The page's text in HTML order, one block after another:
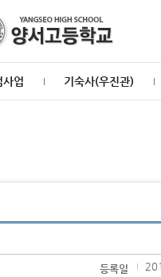
사업 기숙사(우진관)
등록일